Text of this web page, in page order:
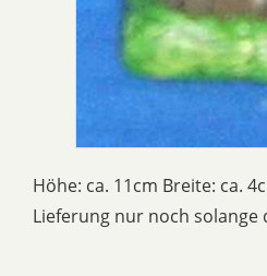
Höhe: ca. 11cm Breite: ca. 4cm Restposten -
Lieferung nur noch